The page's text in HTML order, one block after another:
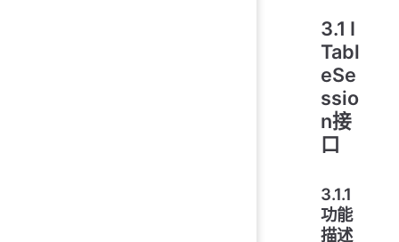
3.1 I
Tabl
eSe
ssio
n接
口
3.1.1
功能
描述